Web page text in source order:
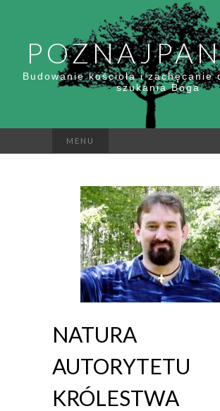
Budowanie kościoła i zachęcanie
szukania Boga
MENU
NATURA
AUTORYTETU
KRÓLESTWA